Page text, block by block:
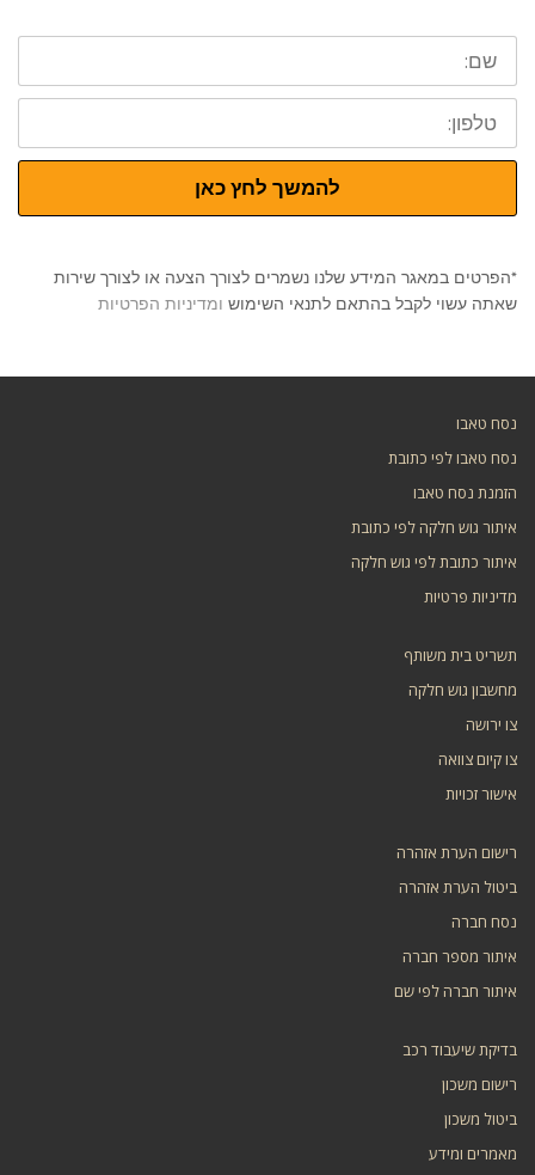
שם:
טלפון:
להמשך לחץ כאן
*הפרטים במאגר המידע שלנו נשמרים לצורך הצעה או לצורך שירות
שאתה עשוי לקבל בהתאם לתנאי השימוש ומדיניות הפרטיות
נסח טאבו
נסח טאבו לפי כתובת
הזמנת נסח טאבו
איתור גוש חלקה לפי כתובת
איתור כתובת לפי גוש חלקה
מדיניות פרטיות
תשריט בית משותף
מחשבון גוש חלקה
צו ירושה
צו קיום צוואה
אישור זכויות
רישום הערת אזהרה
ביטול הערת אזהרה
נסח חברה
איתור מספר חברה
איתור חברה לפי שם
בדיקת שיעבוד רכב
רישום משכון
ביטול משכון
מאמרים ומידע